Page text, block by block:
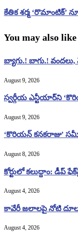
కేతిక శర్మ ‘రొమాంటిక్’
You may also like
బ్యాగు.! బాగు.! వందలు,
August 9, 2026
స్వర్గీయ ఎన్టీయార్‌ని
August 9, 2026
‘కొరియన్ కనకరాజు’
August 8, 2026
కోర్టులో కలుద్దాం: డీప్
August 4, 2026
కావేరీ జలాలపై నోటి
August 4, 2026